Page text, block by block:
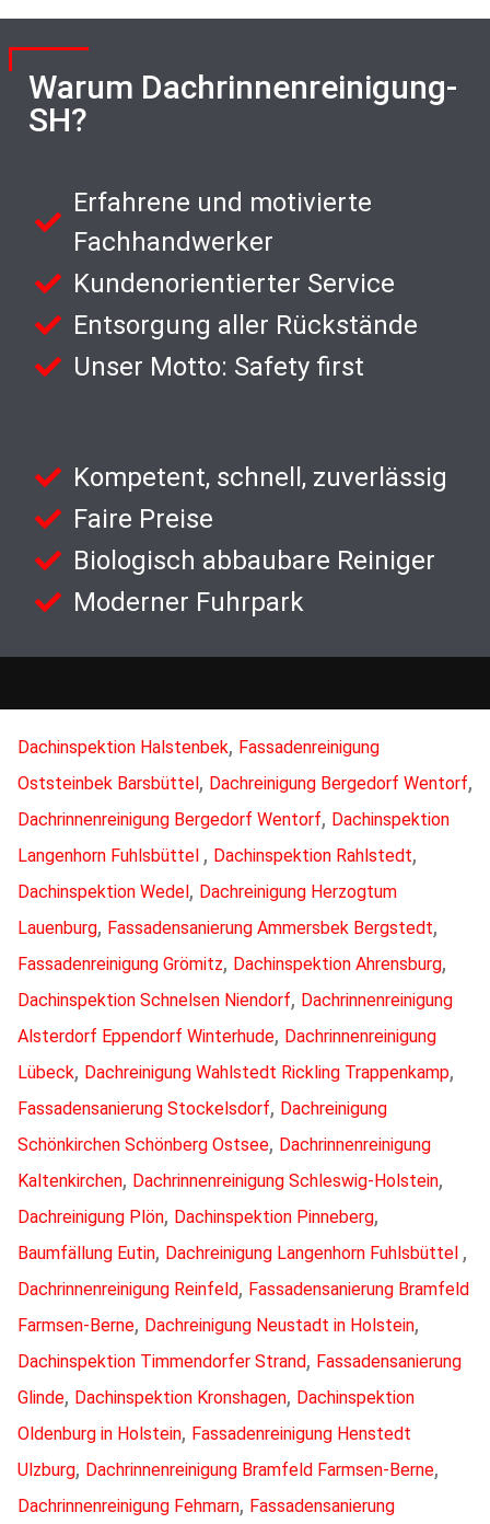
Warum Dachrinnenreinigung-
SH?
Erfahrene und motivierte
Fachhandwerker
Kundenorientierter Service
Entsorgung aller Rückstände
Unser Motto: Safety first
Kompetent, schnell, zuverlässig
Faire Preise
Biologisch abbaubare Reiniger
Moderner Fuhrpark
Dachinspektion Halstenbek, Fassadenreinigung
Oststeinbek Barsbüttel, Dachreinigung Bergedorf Wentorf,
Dachrinnenreinigung Bergedorf Wentorf, Dachinspektion
Langenhorn Fuhlsbüttel , Dachinspektion Rahlstedt,
Dachinspektion Wedel, Dachreinigung Herzogtum
Lauenburg, Fassadensanierung Ammersbek Bergstedt,
Fassadenreinigung Grömitz, Dachinspektion Ahrensburg,
Dachinspektion Schnelsen Niendorf, Dachrinnenreinigung
Alsterdorf Eppendorf Winterhude, Dachrinnenreinigung
Lübeck, Dachreinigung Wahlstedt Rickling Trappenkamp,
Fassadensanierung Stockelsdorf, Dachreinigung
Schönkirchen Schönberg Ostsee, Dachrinnenreinigung
Kaltenkirchen, Dachrinnenreinigung Schleswig-Holstein,
Dachreinigung Plön, Dachinspektion Pinneberg,
Baumfällung Eutin, Dachreinigung Langenhorn Fuhlsbüttel ,
Dachrinnenreinigung Reinfeld, Fassadensanierung Bramfeld
Farmsen-Berne, Dachreinigung Neustadt in Holstein,
Dachinspektion Timmendorfer Strand, Fassadensanierung
Glinde, Dachinspektion Kronshagen, Dachinspektion
Oldenburg in Holstein, Fassadenreinigung Henstedt
Ulzburg, Dachrinnenreinigung Bramfeld Farmsen-Berne,
Dachrinnenreinigung Fehmarn, Fassadensanierung